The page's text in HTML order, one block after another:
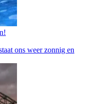
ons weer zonnig en